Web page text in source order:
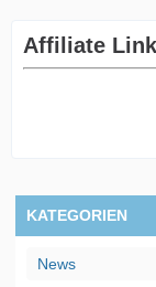
Affiliate
KATEGORIEN
News